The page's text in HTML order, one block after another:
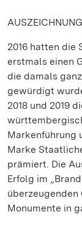
2016 hatten die
erstmals einen
die damals
gewürdigt
2018 und 2019
Markenführung
Marke
prämiert. Die
Erfolg im
Monumente in